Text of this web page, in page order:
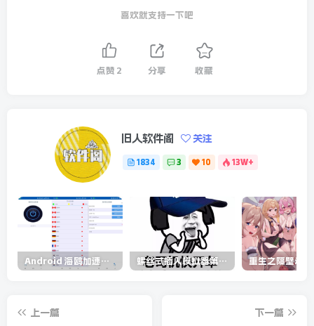
喜欢就支持一下吧
点赞 2 分享 收藏
旧人软件阁 关注
1834 3 10 13W+
Android 海鸥加速器v6.6.3(解锁会员) 螺丝式插入模拟器第5代/NejicomiSimulator.Vol.5.v1.0.2
上一篇
下一篇